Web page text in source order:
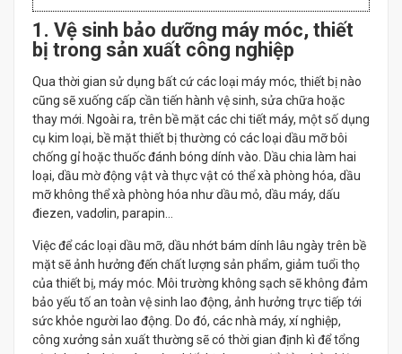
1. Vệ sinh bảo dưỡng máy móc, thiết
bị trong sản xuất công nghiệp
Qua thời gian sử dụng bất cứ các loại máy móc, thiết bị nào
cũng sẽ xuống cấp cần tiến hành vệ sinh, sửa chữa hoặc
thay mới. Ngoài ra, trên bề mặt các chi tiết máy, một số dụng
cụ kim loại, bề mặt thiết bị thường có các loại dầu mỡ bôi
chống gỉ hoặc thuốc đánh bóng dính vào. Dầu chia làm hai
loại, dầu mờ động vật và thực vật có thể xà phòng hóa, dầu
mỡ không thể xà phòng hóa như dầu mỏ, dầu máy, dấu
điezen, vadơlin, parapin…
Việc để các loại dầu mỡ, dầu nhớt bám dính lâu ngày trên bề
mặt sẽ ảnh hưởng đến chất lượng sản phẩm, giảm tuổi thọ
của thiết bị, máy móc. Môi trường không sạch sẽ không đảm
bảo yếu tố an toàn vệ sinh lao động, ảnh hưởng trực tiếp tới
sức khỏe người lao động. Do đó, các nhà máy, xí nghiệp,
công xưởng sản xuất thường sẽ có thời gian định kì để tổng